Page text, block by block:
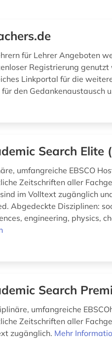
für Lehrer Angeboten
Registrierung
Linkportal für die
den Gedankenaustausch
Search Elite
umfangreiche EBSCO
Zeitschriften aller
im Volltext zugänglich
Abgedeckte Disziplinen:
engineering, physics,
Search
umfangreiche
Zeitschriften aller
zugänglich. Mehr